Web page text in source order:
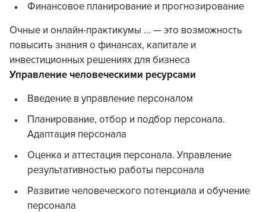
Финансовое планирование и прогнозирование
Очные и онлайн-практикумы ... — это возможность
повысить знания о финансах, капитале и
инвестиционных решениях для бизнеса
Управление человеческими ресурсами
Введение в управление персоналом
Планирование, отбор и подбор персонала.
Адаптация персонала
Оценка и аттестация персонала. Управление
результативностью работы персонала
Развитие человеческого потенциала и обучение
персонала